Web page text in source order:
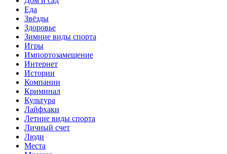
Еда
Звёзды
Здоровье
Зимние виды спорта
Игры
Импортозамещение
Интернет
Истории
Компании
Криминал
Культура
Лайфхаки
Летние виды спорта
Личный счет
Люди
Места